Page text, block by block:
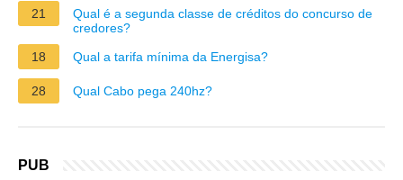
21
Qual é a segunda classe de créditos do concurso de
credores?
18
Qual a tarifa mínima da Energisa?
28 Qual Cabo pega 240hz?
PUB